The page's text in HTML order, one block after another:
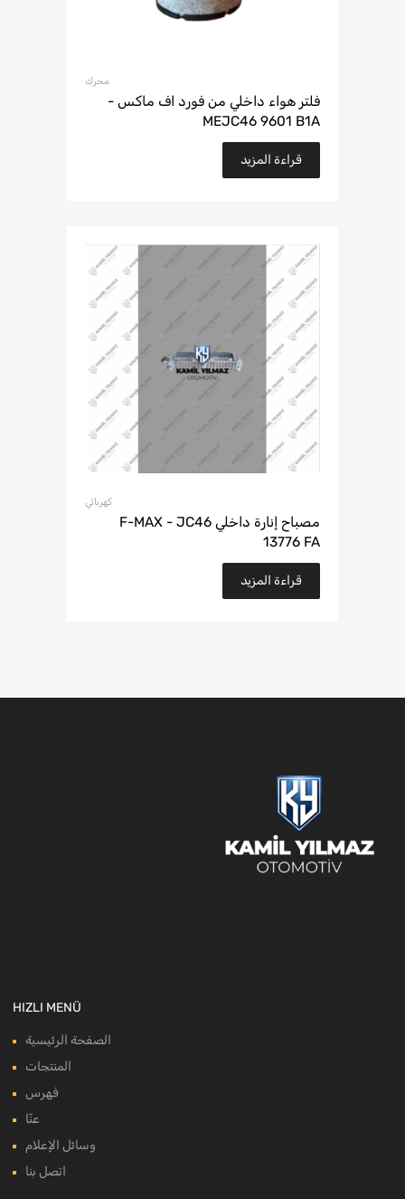
محرك
فلتر هواء داخلي من فورد اف ماكس -
MEJC46 9601 B1A
قراءة المزيد
كهربائي
مصباح إنارة داخلي F-MAX - JC46
13776 FA
قراءة المزيد
HIZLI MENÜ
الصفحة الرئيسية
المنتجات
فهرس
عنّا
وسائل الإعلام
اتصل بنا